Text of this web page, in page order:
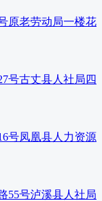
原老劳动局一楼花
号古丈县人社局四
号凤凰县人力资源
55号泸溪县人社局